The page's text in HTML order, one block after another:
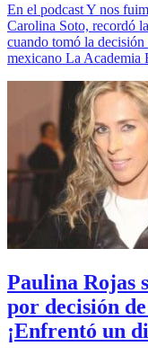
En el podcast Y nos
Carolina Soto, recordó
cuando tomó la
mexicano La Academia
Paulina Rojas
por decisión
¡Enfrentó un